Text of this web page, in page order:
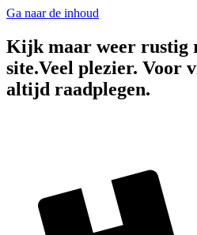
Ga naar de inhoud
Kijk maar weer rustig
site.Veel plezier. Voor
altijd raadplegen.